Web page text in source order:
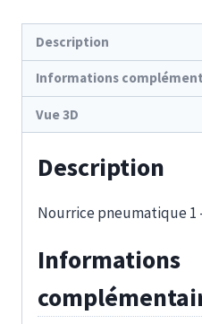
1/8-
1/8
Description
Informations
Vue 3D
Description
Nourrice pneumatique 1
Informations